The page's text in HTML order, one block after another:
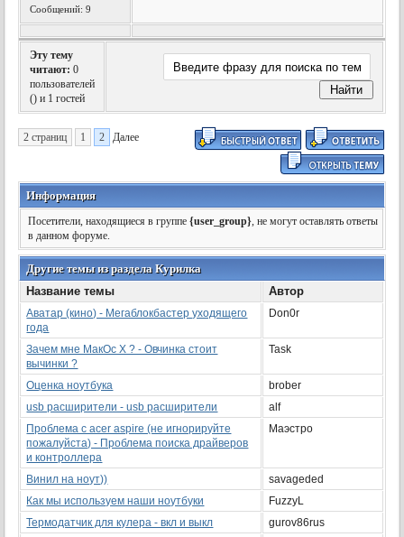
Сообщений: 9
Эту тему
читают: 0
пользователей
() и 1 гостей
2 страниц 1 2 Далее
Информация
Посетители, находящиеся в группе{user_group}, не могут оставлять ответы
в данном форуме.
Другие темы из раздела Курилка
Название темы
Автор
Аватар (кино) - Мегаблокбастер уходящего
года
Don0r
Зачем мне МакОс Х ? - Овчинка стоит
вычинки ?
Task
Оценка ноутбука
brober
usb расширители - usb расширители
alf
Проблема с acer aspire (не игнорируйте
пожалуйста) - Проблема поиска драйверов
и контроллера
Маэстро
Винил на ноут))
savageded
Как мы используем наши ноутбуки
FuzzyL
Термодатчик для кулера - вкл и выкл
gurov86rus